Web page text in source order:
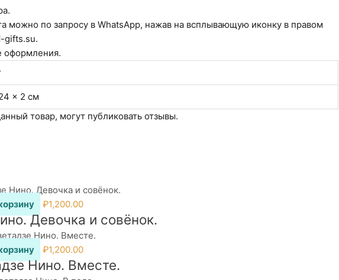
можно по запросу в WhatsApp, нажав на всплывающую иконку в правом
gifts.su.
оформления.
× 2 см
товар, могут публиковать отзывы.
₽1,200.00
Девочка и совёнок.
₽1,200.00
Нино. Вместе.